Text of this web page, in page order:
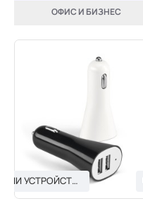
ОФИС И БИЗНЕС
USB ЗАРЯДНИ УСТРОЙСТВА